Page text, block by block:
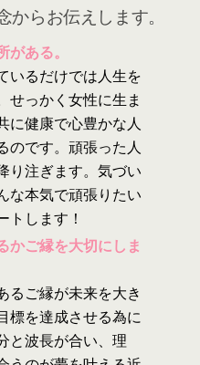
からお伝えします。
ある。
いるだけでは人生を
せっかく女性に生ま
に健康で心豊かな人
のです。頑張った人
り注ぎます。気づい
な本気で頑張りたい
トします！
かご縁を大切にしま
るご縁が未来を大き
標を達成させる為に
と波長が合い、理